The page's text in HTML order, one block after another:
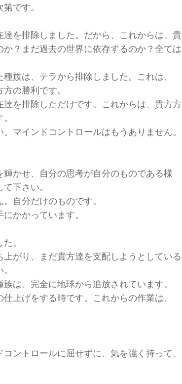
です。
を排除しました。だから、これからは、貴
？まだ過去の世界に依存するのか？全ては
族は、テラから排除しました。これは、
の勝利です。
を排除しただけです。これからは、貴方方
マインドコントロールはもうありません。
かせ、自分の思考が自分のものである様
下さい。
自分だけのものです。
かかっています。
。
がり、まだ貴方達を支配しようとしている
は、完全に地球から追放されています。
上げをする時です。これからの作業は、
ントロールに屈せずに、気を強く持って、